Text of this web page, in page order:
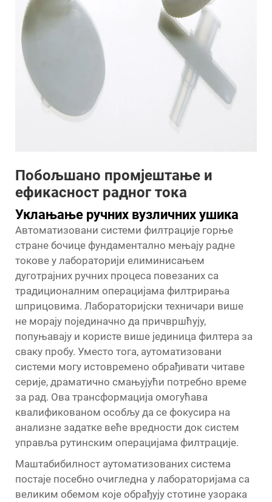
Побољшано промјештање и
ефикасност радног тока
Уклањање ручних вузличних ушика
Автоматизовани системи филтрације горње
стране бочице фундаментално мењају радне
токове у лабораторији елиминисањем
дуготрајних ручних процеса повезаних са
традиционалним операцијама филтрирања
шприцовима. Лабораторијски техничари више
не морају појединачно да причвршћују,
попуњавају и користе више јединица филтера за
сваку пробу. Уместо тога, аутоматизовани
системи могу истовремено обрађивати читаве
серије, драматично смањујући потребно време
за рад. Ова трансформација омогућава
квалификованом особљу да се фокусира на
анализне задатке веће вредности док систем
управља рутинским операцијама филтрације.
Маштабибилност аутоматизованих система
постаје посебно очигледна у лабораторијама са
великим обемом које обрађују стотине узорака